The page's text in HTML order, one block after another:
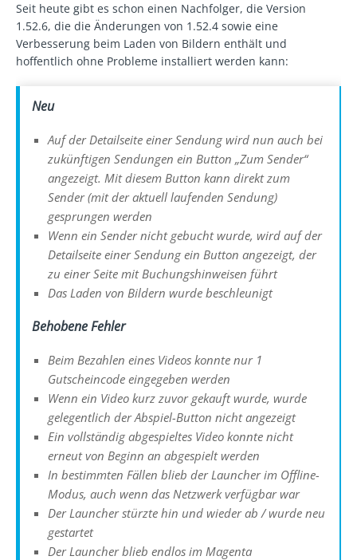
Seit heute gibt es schon einen Nachfolger, die Version
1.52.6, die die Änderungen von 1.52.4 sowie eine
Verbesserung beim Laden von Bildern enthält und
hoffentlich ohne Probleme installiert werden kann:
Neu
Auf der Detailseite einer Sendung wird nun auch bei
zukünftigen Sendungen ein Button „Zum Sender“
angezeigt. Mit diesem Button kann direkt zum
Sender (mit der aktuell laufenden Sendung)
gesprungen werden
Wenn ein Sender nicht gebucht wurde, wird auf der
Detailseite einer Sendung ein Button angezeigt, der
zu einer Seite mit Buchungshinweisen führt
Das Laden von Bildern wurde beschleunigt
Behobene Fehler
Beim Bezahlen eines Videos konnte nur 1
Gutscheincode eingegeben werden
Wenn ein Video kurz zuvor gekauft wurde, wurde
gelegentlich der Abspiel-Button nicht angezeigt
Ein vollständig abgespieltes Video konnte nicht
erneut von Beginn an abgespielt werden
In bestimmten Fällen blieb der Launcher im Offline-
Modus, auch wenn das Netzwerk verfügbar war
Der Launcher stürzte hin und wieder ab / wurde neu
gestartet
Der Launcher blieb endlos im Magenta